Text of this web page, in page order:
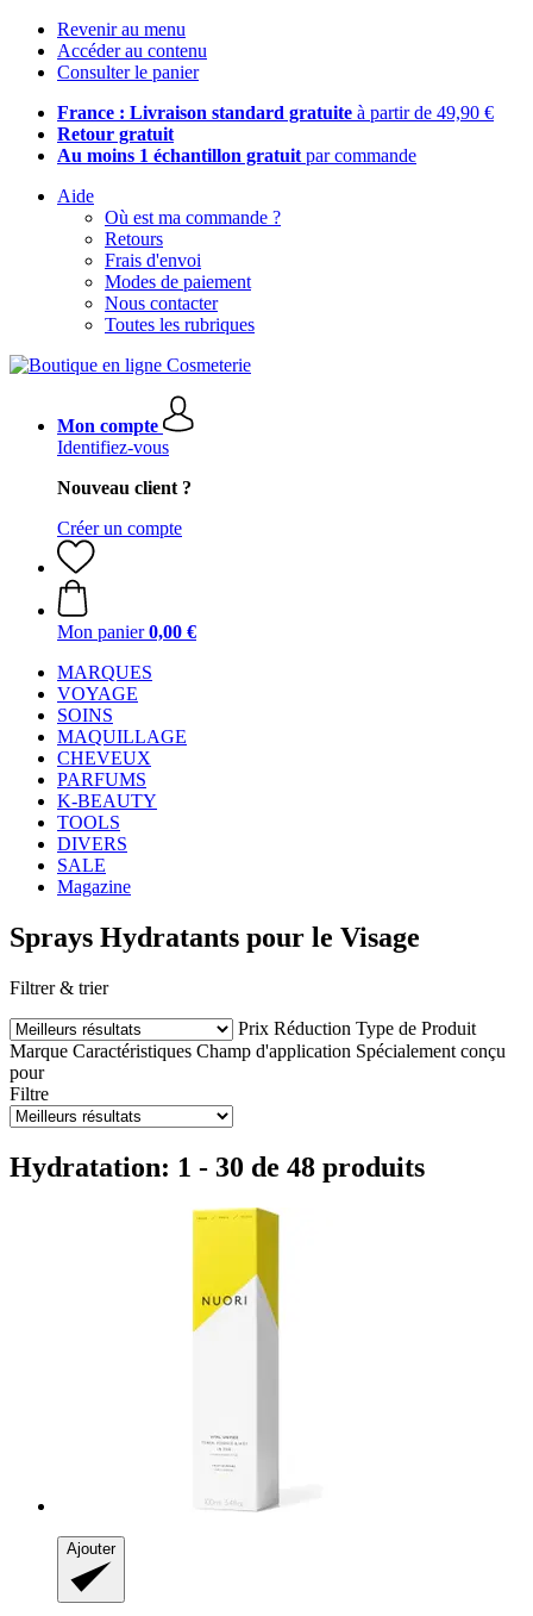
Revenir au menu
Accéder au contenu
Consulter le panier
France : Livraison standard gratuite à partir de 49,90 €
Retour gratuit
Au moins 1 échantillon gratuit par commande
Aide
Où est ma commande ?
Retours
Frais d'envoi
Modes de paiement
Nous contacter
Toutes les rubriques
Mon compte
Identifiez-vous
Nouveau client ?
Créer un compte
Mon panier 0,00 €
MARQUES
VOYAGE
SOINS
MAQUILLAGE
CHEVEUX
PARFUMS
K-BEAUTY
TOOLS
DIVERS
SALE
Magazine
Sprays Hydratants pour le Visage
Filtrer & trier
Prix Réduction Type de Produit
Marque Caractéristiques Champ d'application Spécialement conçu
pour
Filtre
Hydratation: 1 - 30 de 48 produits
Ajouter